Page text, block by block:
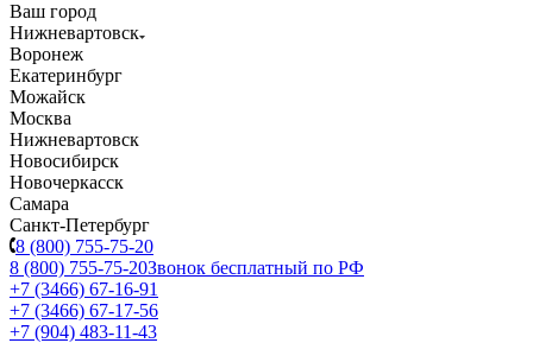
Ваш город
Нижневартовск
Воронеж
Екатеринбург
Можайск
Москва
Нижневартовск
Новосибирск
Новочеркасск
Самара
Санкт-Петербург
8 (800) 755-75-20
8 (800) 755-75-20Звонок бесплатный по РФ
+7 (3466) 67-16-91
+7 (3466) 67-17-56
+7 (904) 483-11-43